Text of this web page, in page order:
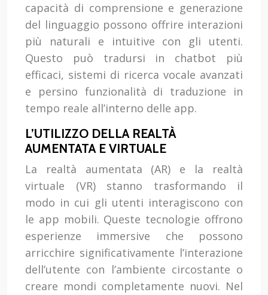
capacità di comprensione e generazione
del linguaggio possono offrire interazioni
più naturali e intuitive con gli utenti.
Questo può tradursi in chatbot più
efficaci, sistemi di ricerca vocale avanzati
e persino funzionalità di traduzione in
tempo reale all’interno delle app.
L’UTILIZZO DELLA REALTÀ
AUMENTATA E VIRTUALE
La realtà aumentata (AR) e la realtà
virtuale (VR) stanno trasformando il
modo in cui gli utenti interagiscono con
le app mobili. Queste tecnologie offrono
esperienze immersive che possono
arricchire significativamente l’interazione
dell’utente con l’ambiente circostante o
creare mondi completamente nuovi. Nel